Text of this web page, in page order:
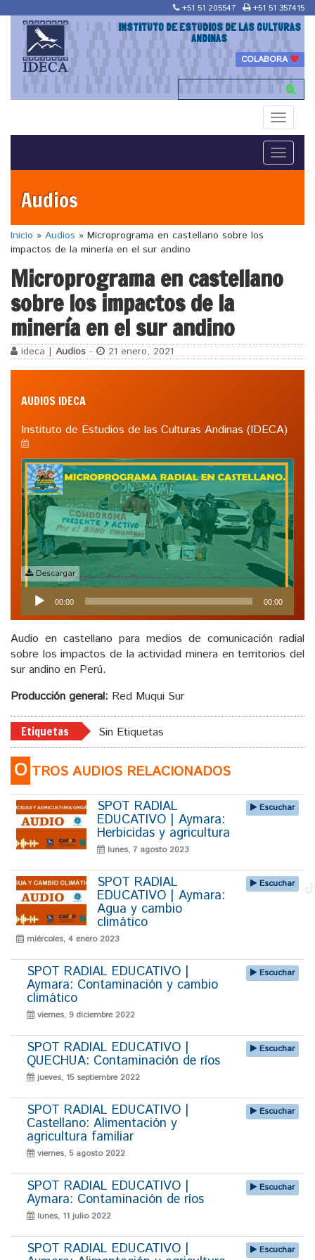
+51 51 205547 +51 51 357415
INSTITUTO DE ESTUDIOS DE LAS CULTURAS
ANDINAS
COLABORA
Toggle
Toggle
Audios
Inicio » Audios » Microprograma en castellano sobre los
impactos de la minería en el sur andino
Microprograma en castellano
sobre los impactos de la
minería en el sur andino
ideca | Audios - 21 enero, 2021
AUDIOS IDECA
Instituto de Estudios de las Culturas Andinas (IDECA)
Descargar
Reproductor
de
audio
00:00 00:00
Audio en castellano para medios de comunicación radial
sobre los impactos de la actividad minera en territorios del
sur andino en Perú.
Producción general: Red Muqui Sur
Etiquetas Sin Etiquetas
O TROS AUDIOS RELACIONADOS
SPOT RADIAL
EDUCATIVO | Aymara:
Herbicidas y agricultura
lunes, 7 agosto 2023
Escuchar
SPOT RADIAL
EDUCATIVO | Aymara:
Agua y cambio
climático
miércoles, 4 enero 2023
Escuchar
SPOT RADIAL EDUCATIVO |
Aymara: Contaminación y cambio
climático
viernes, 9 diciembre 2022
Escuchar
SPOT RADIAL EDUCATIVO |
QUECHUA: Contaminación de ríos
jueves, 15 septiembre 2022
Escuchar
SPOT RADIAL EDUCATIVO |
Castellano: Alimentación y
agricultura familiar
viernes, 5 agosto 2022
Escuchar
SPOT RADIAL EDUCATIVO |
Aymara: Contaminación de ríos
lunes, 11 julio 2022
Escuchar
SPOT RADIAL EDUCATIVO | Escuchar